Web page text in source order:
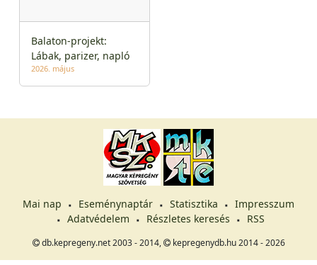
Balaton-projekt:
Lábak, parizer, napló
2026. május
Mai nap Eseménynaptár Statisztika
Impresszum
Adatvédelem
Részletes keresés RSS
db.kepregeny.net 2003 - 2014, kepregenydb.hu 2014 - 2026